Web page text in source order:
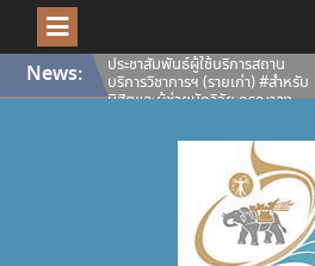
Skip
content
News: ประชาสัมพันธ์ผู้ใช้บริการสถาน
บริการวิชาการฯ (รายเก่า) #สำหรับ
นิสิตและผู้ช่วยนักวิจัย กรุณาลง
ห้องปฏิบัติการและเครื่องมือ
วิทยาศาสตร์ สถานบริการวิชาการ
ด้านวิทยาศาสตร์การแพทย์ ประจำปี
เปิดโลกงานวิจัยให้คมชัดทุกมิติ
สถานบริการวิชาการด้าน
วิทยาศาสตร์การแพทย์ พร้อมให้